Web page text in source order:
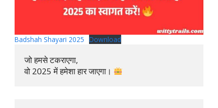
Badshah Shayari 2025 Download
जो हमसे टकराएगा,
वो 2025 में हमेशा हार जाएगा।